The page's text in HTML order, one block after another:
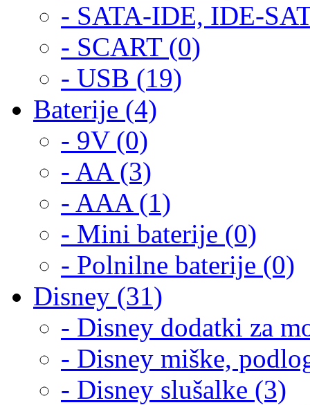
- SATA-IDE, IDE-
- SCART (0)
- USB (19)
Baterije (4)
- 9V (0)
- AA (3)
- AAA (1)
- Mini baterije (0)
- Polnilne baterije (0)
Disney (31)
- Disney dodatki za
- Disney miške,
- Disney slušalke (3)